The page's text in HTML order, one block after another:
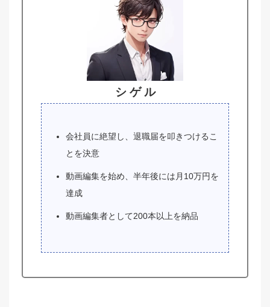
シ ゲ ル
会社員に絶望し、退職届を叩きつけるこ
とを決意
動画編集を始め、半年後には月10万円を
達成
動画編集者として200本以上を納品